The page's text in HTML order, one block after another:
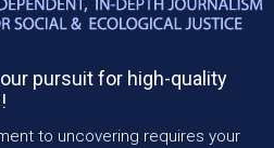
pursuit for high-quality
to uncovering requires your